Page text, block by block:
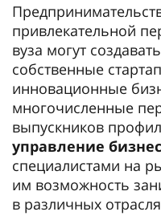
привлекательной
вуза могут создавать
собственные
инновационные
многочисленные
выпускников
управление
специалистами на
им возможность
в различных